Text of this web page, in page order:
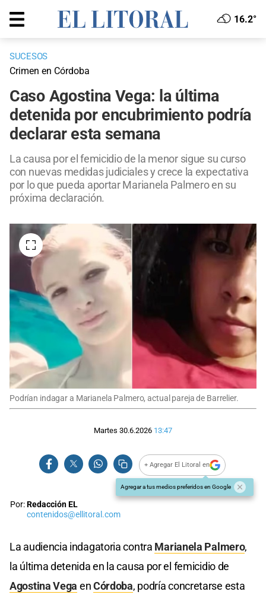
16.2°
SUCESOS
Crimen en Córdoba
Caso Agostina Vega: la última
detenida por encubrimiento podría
declarar esta semana
La causa por el femicidio de la menor sigue su curso
con nuevas medidas judiciales y crece la expectativa
por lo que pueda aportar Marianela Palmero en su
próxima declaración.
Podrían indagar a Marianela Palmero, actual pareja de Barrelier.
Martes 30.6.2026 13:47
+ Agregar El Litoral en
Agregar a tus medios preferidos en Google
Por:Redacción EL
contenidos@ellitoral.com
La audiencia indagatoria contra Marianela Palmero,
la última detenida en la causa por el femicidio de
Agostina Vega enCórdoba, podría concretarse esta